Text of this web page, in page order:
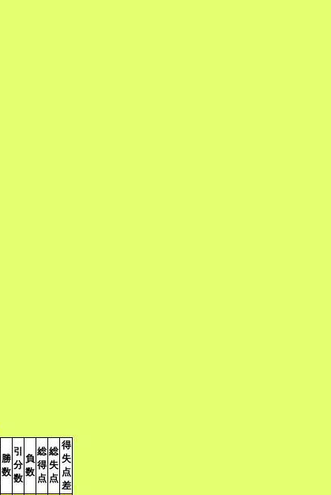
勝
数
引
分
数
負
数
総
得
点
総
失
点
得
失
点
差